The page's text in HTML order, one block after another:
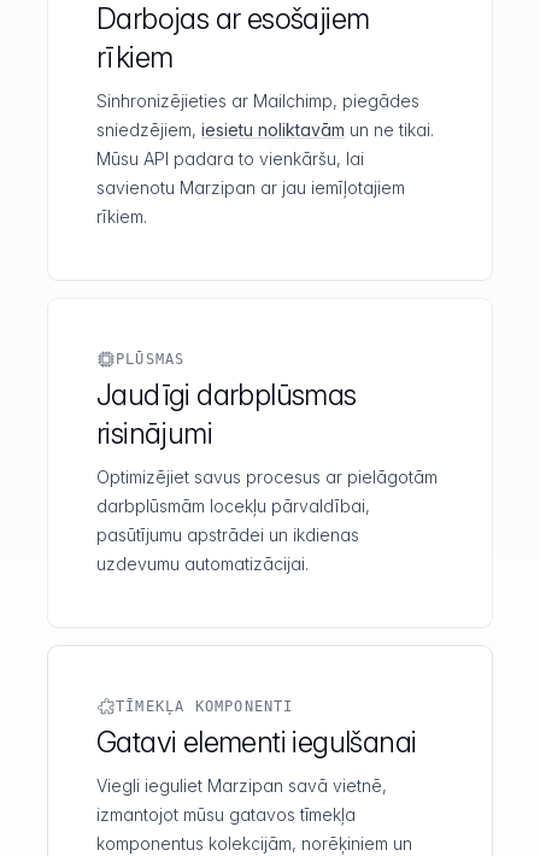
Darbojas ar esošajiem
rīkiem
Sinhronizējieties ar Mailchimp, piegādes
sniedzējiem, iesietu noliktavām un ne tikai.
Mūsu API padara to vienkāršu, lai
savienotu Marzipan ar jau iemīļotajiem
rīkiem.
PLŪSMAS
Jaudīgi darbplūsmas
risinājumi
Optimizējiet savus procesus ar pielāgotām
darbplūsmām locekļu pārvaldībai,
pasūtījumu apstrādei un ikdienas
uzdevumu automatizācijai.
TĪMEKĻA KOMPONENTI
Gatavi elementi iegulšanai
Viegli ieguliet Marzipan savā vietnē,
izmantojot mūsu gatavos tīmekļa
komponentus kolekcijām, norēķiniem un